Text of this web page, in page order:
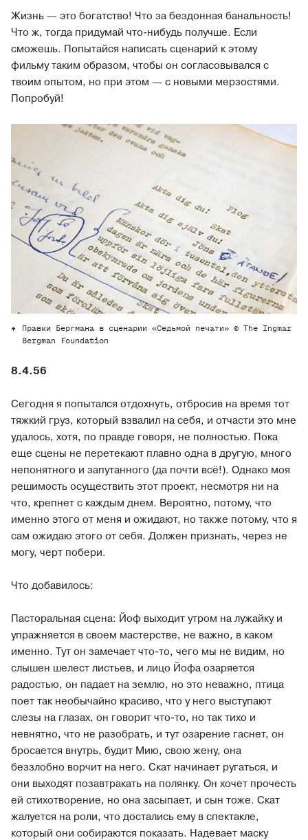
Жизнь — это богатство! Что за бездонная банальность!
Что ж, тогда придумай что-нибудь получше. Если
сможешь. Попытайся написать сценарий к этому
фильму таким образом, чтобы он согласовывался с
твоим опытом, но при этом — с новыми мерзостями.
Попробуй!
Правки Бергмана в сценарии «Седьмой печати» © The Ingmar
Bergman Foundation
8.4.56
Сегодня я попытался отдохнуть, отбросив на время тот
тяжкий груз, который взвалил на себя, и отчасти это мне
удалось, хотя, по правде говоря, не полностью. Пока
еще сцены не перетекают плавно одна в другую, много
непонятного и запутанного (да почти всё!). Однако моя
решимость осуществить этот проект, несмотря ни на
что, крепнет с каждым днем. Вероятно, потому, что
именно этого от меня и ожидают, но также потому, что я
сам ожидаю этого от себя. Должен признать, через не
могу, черт побери.
Что добавилось:
Пасторальная сцена: Йоф выходит утром на лужайку и
упражняется в своем мастерстве, не важно, в каком
именно. Тут он замечает что-то, чего мы не видим, но
слышен шелест листьев, и лицо Йофа озаряется
радостью, он падает на землю, но это неважно, птица
поет так необычайно красиво, что у него выступают
слезы на глазах, он говорит что-то, но так тихо и
невнятно, что не разобрать, и тут озарение гаснет, он
бросается внутрь, будит Мию, свою жену, она
беззлобно ворчит на него. Скат начинает ругаться, и
они выходят позавтракать на полянку. Он хочет прочесть
ей стихотворение, но она засыпает, и сын тоже. Скат
жалуется на роли, что достались ему в спектакле,
который они собираются показать. Надевает маску